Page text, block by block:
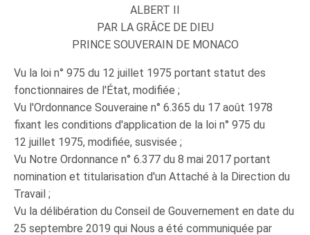
ALBERT II
PAR LA GRÂCE DE DIEU
PRINCE SOUVERAIN DE MONACO
Vu la loi n° 975 du 12 juillet 1975 portant statut des
fonctionnaires de l'État, modifiée ;
Vu l'Ordonnance Souveraine n° 6.365 du 17 août 1978
fixant les conditions d'application de la loi n° 975 du
12 juillet 1975, modifiée, susvisée ;
Vu Notre Ordonnance n° 6.377 du 8 mai 2017 portant
nomination et titularisation d'un Attaché à la Direction du
Travail ;
Vu la délibération du Conseil de Gouvernement en date du
25 septembre 2019 qui Nous a été communiquée par